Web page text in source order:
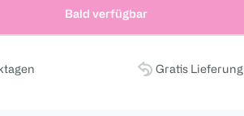
Bald verfügbar
Gratis